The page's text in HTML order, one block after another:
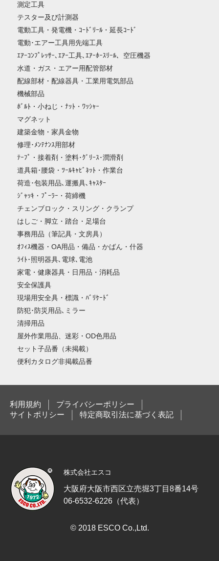
測定工具
テスター及び計測器
電動工具・発電機・ｺｰﾄﾞﾘｰﾙ・延長ｺｰﾄﾞ
電動･エアー工具用先端工具
ｴｱｰｺﾝﾌﾟﾚｯｻｰ､ｴｱｰ工具､ｴｱｰﾎｰｽﾘｰﾙ、空圧機器
水道・ガス・エアー用配管部材
配線部材・配線器具・工業用電気部品
機械部品
ﾎﾞﾙﾄ・小ねじ・ﾅｯﾄ・ﾜｯｼｬｰ
マグネット
建築金物・家具金物
修理･ﾒﾝﾃﾅﾝｽ用部材
ﾃｰﾌﾟ・接着剤・塗料･ｸﾞﾘｰｽ･潤滑剤
道具箱･腰袋・ﾂｰﾙｷｬﾋﾞﾈｯﾄ・作業台
荷造･包装用品､運搬具､ｷｬｽﾀｰ
ｼﾞｬｯｷ・ﾌﾟｰﾗｰ・荷締機
チェンブロック・スリング・クランプ
はしご・脚立・踏台・足場台
事務用品（筆記具・文房具）
ｵﾌｨｽ機器・OA用品・備品・かばん・什器
ﾗｲﾄ･照明器具､電球､電池
家電・健康器具・日用品・消耗品
安全保護具
現場用安全具・標識・ﾊﾞﾘｹｰﾄﾞ
防犯･防災用品､ミラー
清掃用品
屋外作業用品、迷彩・OD色用品
セット子品番（未掲載）
便利カタログ非掲載品番
利用規約
プライバシーポリシー
サイトポリシー
特定商取引法に基づく表記
株式会社エスコ
大阪府大阪市西区立売堀3丁目8番14号
06-6532-6226（代表）
© 2018 ESCO Co.,Ltd.